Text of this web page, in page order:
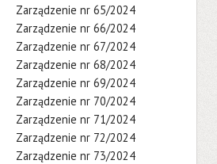
Zarządzenie nr 65/2024
Zarządzenie nr 66/2024
Zarządzenie nr 67/2024
Zarządzenie nr 68/2024
Zarządzenie nr 69/2024
Zarządzenie nr 70/2024
Zarządzenie nr 71/2024
Zarządzenie nr 72/2024
Zarządzenie nr 73/2024